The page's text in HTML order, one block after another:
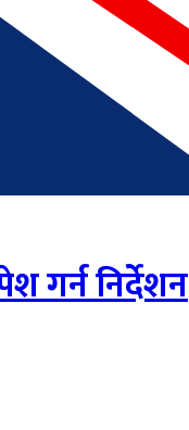
गर्न निर्देशन